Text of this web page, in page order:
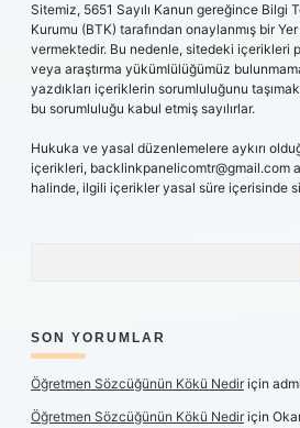
Sitemiz, 5651 Sayılı Kanun gereğince Bilgi
Kurumu (BTK) tarafından onaylanmış bir
vermektedir. Bu nedenle, sitedeki içerikleri
veya araştırma yükümlülüğümüz
yazdıkları içeriklerin sorumluluğunu
bu sorumluluğu kabul etmiş sayılırlar.
Hukuka ve yasal düzenlemelere aykırı
içerikleri, backlinkpanelicomtr@gmail.com
halinde, ilgili içerikler yasal süre içerisinde
SON YORUMLAR
Öğretmen Sözcüğünün Kökü Nediriçin
Öğretmen Sözcüğünün Kökü Nediriçin